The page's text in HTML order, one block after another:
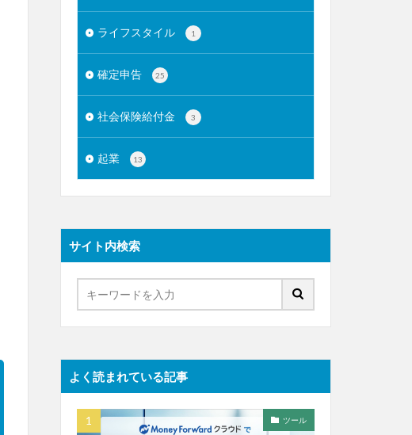
ライフスタイル 1
確定申告 25
社会保険給付金 3
起業 13
サイト内検索
よく読まれている記事
ツール